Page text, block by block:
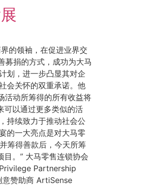
的领袖，在促进业界交
募捐的方式，成功为大马
划，进一步凸显其对企
会关怀的双重承诺。他
活动所筹得的所有收益将
可以通过更多类似的活
持续致力于推动社会公
的一大亮点是对大马零
筹得善款后，今天所筹
。” 大马零售连锁协会
Partnership
赞助商 ArtiSense